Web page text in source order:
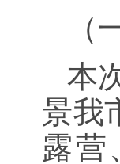
（
本
景我
露营